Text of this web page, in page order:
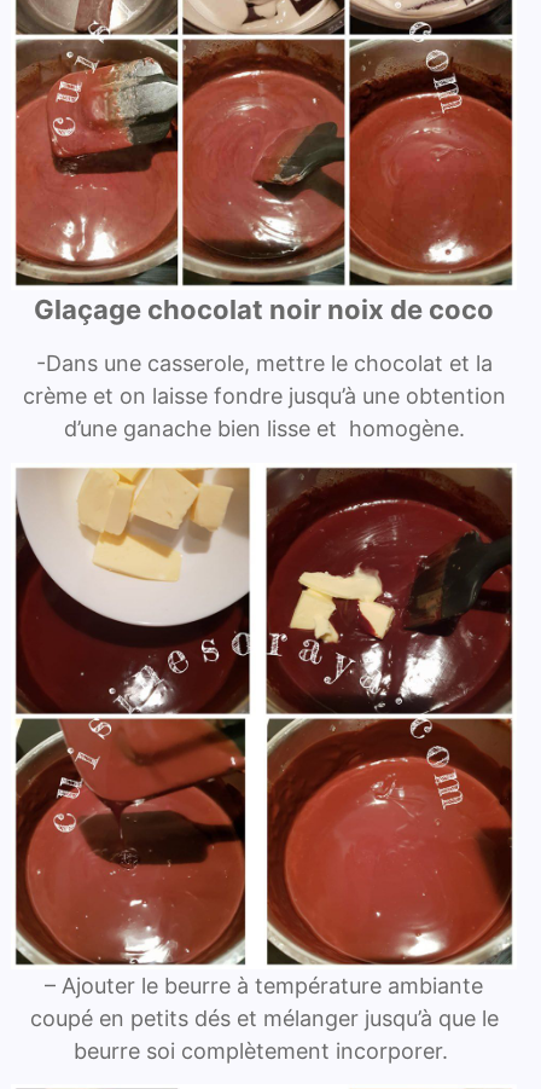
Glaçage chocolat noir noix de coco
-Dans une casserole, mettre le chocolat et la
crème et on laisse fondre jusqu’à une obtention
d’une ganache bien lisse et homogène.
– Ajouter le beurre à température ambiante
coupé en petits dés et mélanger jusqu’à que le
beurre soi complètement incorporer.